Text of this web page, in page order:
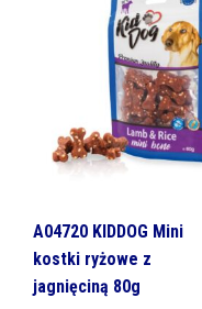
A04720 KIDDOG Mini
kostki ryżowe z
jagnięciną 80g